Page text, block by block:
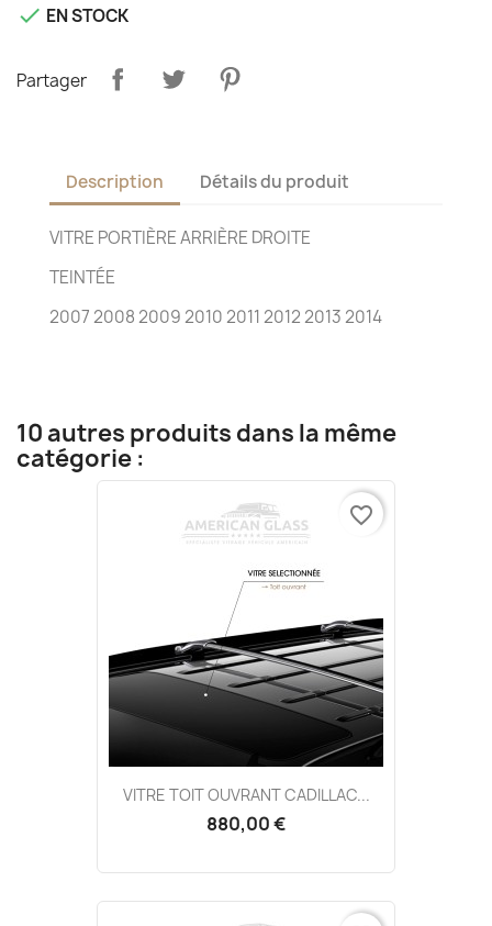
 EN STOCK
Partager
Description Détails du produit
VITRE PORTIÈRE ARRIÈRE DROITE
TEINTÉE
2007 2008 2009 2010 2011 2012 2013 2014
10 autres produits dans la même
catégorie :
VITRE TOIT OUVRANT CADILLAC...
880,00 €
favorite_border